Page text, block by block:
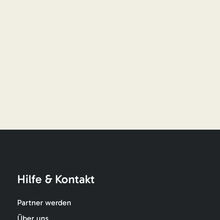
Hilfe & Kontakt
Partner werden